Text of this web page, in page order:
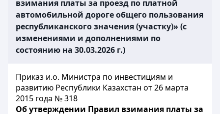
взимания платы за проезд по платной
автомобильной дороге общего пользования
республиканского значения (участку)» (с
изменениями и дополнениями по
состоянию на 30.03.2026 г.)
Приказ и.о. Министра по инвестициям и
развитию Республики Казахстан от 26 марта
2015 года № 318
Об утверждении Правил взимания платы за